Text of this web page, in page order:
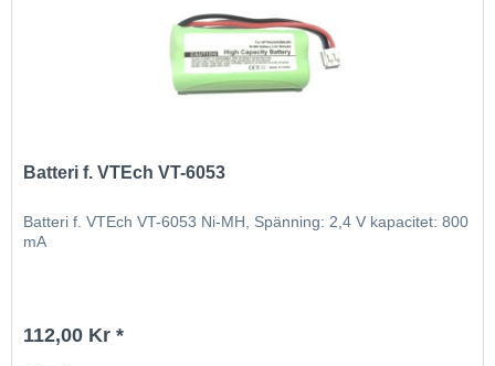
Batteri f. VTEch VT-6053
Batteri f. VTEch VT-6053 Ni-MH, Spänning: 2,4 V kapacitet: 800
mA
112,00 Kr *